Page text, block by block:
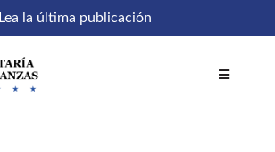
Lea la última publicación
Toggle